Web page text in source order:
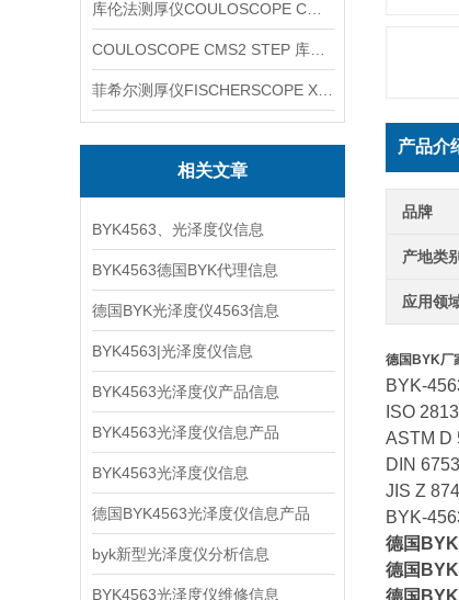
相关文章
BYK4563、光泽度仪信息
BYK4563德国BYK代理信息
德国BYK光泽度仪4563信息
BYK4563|光泽度仪信息
BYK4563光泽度仪产品信息
BYK4563光泽度仪信息产品
BYK4563光泽度仪信息
德国BYK4563光泽度仪信息产品
byk新型光泽度仪分析信息
BYK4563光泽度仪维修信息
产品介
品牌
产地类别
应用领
德国BYK厂
BYK-
ISO
ASTM D
DIN
JIS Z
BYK-
德国
德国
德国